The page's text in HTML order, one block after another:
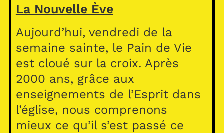
La Nouvelle Ève
Aujourd’hui, vendredi de la
semaine sainte, le Pain de Vie
est cloué sur la croix. Après
2000 ans, grâce aux
enseignements de l’Esprit dans
l’église, nous comprenons
mieux ce qu’il s’est passé ce